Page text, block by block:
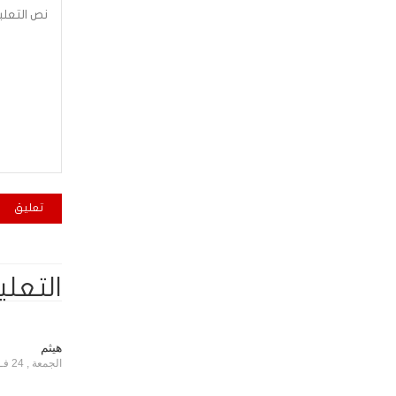
هيثم
الجمعة , 24 فـبـرايـر , 2017 الساعة 4:49:06 AM